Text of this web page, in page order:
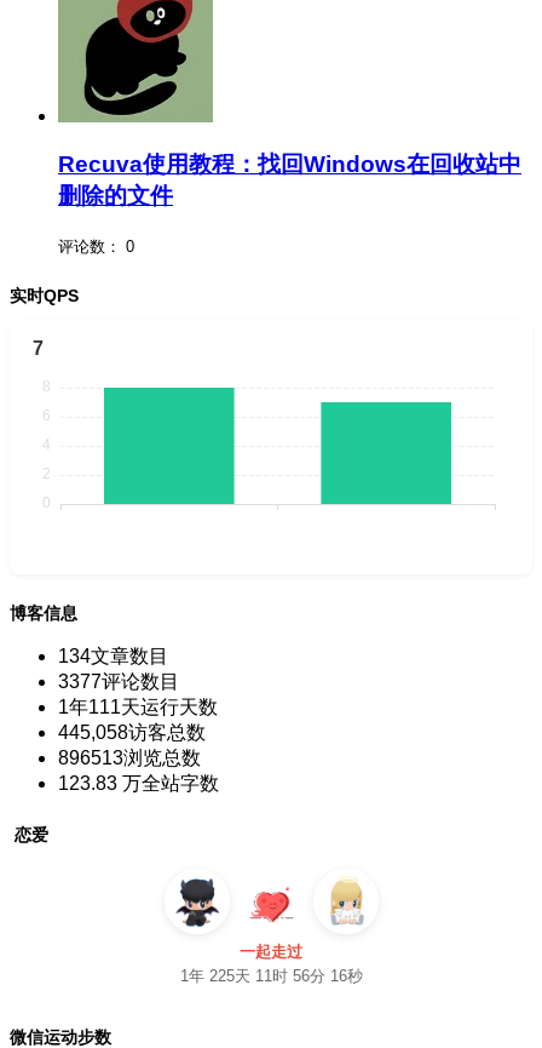
Recuva使用教程：找回Windows在回收站中
删除的文件
评论数： 0
实时QPS
7
博客信息
134文章数目
3377评论数目
1年111天运行天数
445,058访客总数
896513浏览总数
123.83 万全站字数
恋爱
一起走过
1年 225天 11时 56分 18秒
微信运动步数